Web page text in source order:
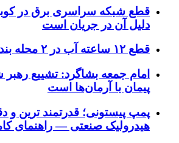
قطع شبکه سراسری برق در
دلیل آن در جریان است
قطع ۱۲ ساعته آب در ۲ محله بندرعباس
امام جمعه بشاگرد: تشییع
پیمان با آرمان‌ها است
پمپ پیستونی؛ قدرتمند ترین و
هیدرولیک صنعتی — راهنمای